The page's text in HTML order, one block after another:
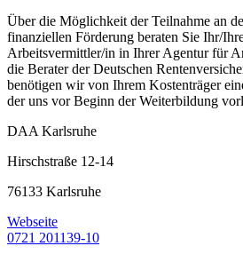
Über die Möglichkeit der Teilnahme an
finanziellen Förderung beraten Sie Ihr/
Arbeitsvermittler/in in Ihrer Agentur für
die Berater der Deutschen
benötigen wir von Ihrem Kostenträger
der uns vor Beginn der Weiterbildung
DAA Karlsruhe
Hirschstraße 12-14
76133 Karlsruhe
Webseite
0721 201139-10